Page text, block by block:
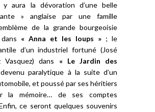
aura la dévoration d’une belle
» anglaise par une famille
de la grande bourgeoisie
« Anna et les loups » ; le
d’un industriel fortuné (José
Vasquez) dans « Le Jardin des
paralytique à la suite d’un
et poussé par ses héritiers
la mémoire… de ses comptes
ce seront quelques souvenirs